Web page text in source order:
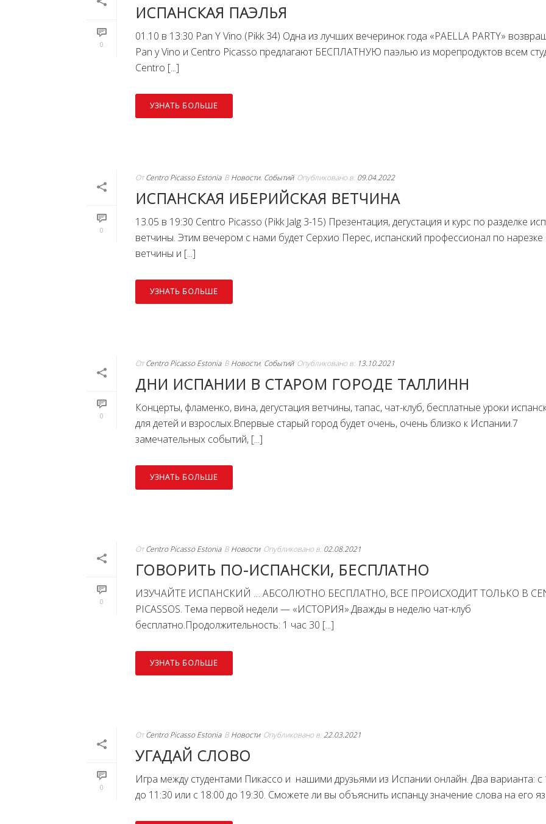
0
ИСПАНСКАЯ ПАЭЛЬЯ
01.10 в 13:30 Pan Y Vino (Pikk 34) Одна из лучших вечеринок года «PAELLA PARTY»
Pan y Vino и Centro Picasso предлагают БЕСПЛАТНУЮ паэлью из морепродуктов всем
Centro [...]
УЗНАТЬ БОЛЬШЕ
0
От Centro Picasso Estonia В Новости, Событий Опубликовано в: 09.04.2022
ИСПАНСКАЯ ИБЕРИЙСКАЯ ВЕТЧИНА
13.05 в 19:30 Centro Picasso (Pikk Jalg 3-15) Презентация, дегустация и курс по разделке
ветчины. Этим вечером с нами будет Серхио Перес, испанский профессионал по нарезке
ветчины и [...]
УЗНАТЬ БОЛЬШЕ
0
От Centro Picasso Estonia В Новости, Событий Опубликовано в: 13.10.2021
ДНИ ИСПАНИИ В СТАРОМ ГОРОДЕ ТАЛЛИНН
Концерты, фламенко, вина, дегустация ветчины, тапас, чат-клуб, бесплатные уроки
для детей и взрослых.Впервые старый город будет очень, очень близко к Испании.7
замечательных событий, [...]
УЗНАТЬ БОЛЬШЕ
0
От Centro Picasso Estonia В Новости Опубликовано в: 02.08.2021
ГОВОРИТЬ ПО-ИСПАНСКИ, БЕСПЛАТНО
ИЗУЧАЙТЕ ИСПАНСКИЙ … АБСОЛЮТНО БЕСПЛАТНО, ВСЕ ПРОИСХОДИТ ТОЛЬКО В
PICASSOS. Тема первой недели — «ИСТОРИЯ».Дважды в неделю чат-клуб
бесплатно.Продолжительность: 1 час 30 [...]
УЗНАТЬ БОЛЬШЕ
0
От Centro Picasso Estonia В Новости Опубликовано в:22.03.2021
УГАДАЙ СЛОВО
Игра между студентами Пикассо и нашими друзьями из Испании онлайн. Два варианта: с
до 11:30 или с 18:00 до 19:30. Сможете ли вы объяснить испанцу значение слова на его